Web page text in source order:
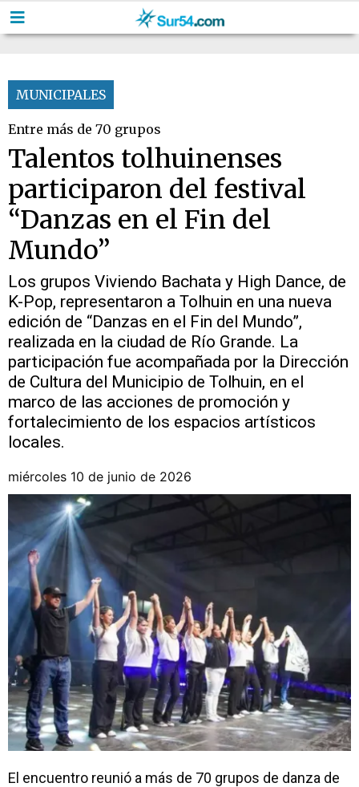
MUNICIPALES
Entre más de 70 grupos
Talentos tolhuinenses
participaron del festival
“Danzas en el Fin del
Mundo”
Los grupos Viviendo Bachata y High Dance, de
K-Pop, representaron a Tolhuin en una nueva
edición de “Danzas en el Fin del Mundo”,
realizada en la ciudad de Río Grande. La
participación fue acompañada por la Dirección
de Cultura del Municipio de Tolhuin, en el
marco de las acciones de promoción y
fortalecimiento de los espacios artísticos
locales.
miércoles 10 de junio de 2026
El encuentro reunió a más de 70 grupos de danza de